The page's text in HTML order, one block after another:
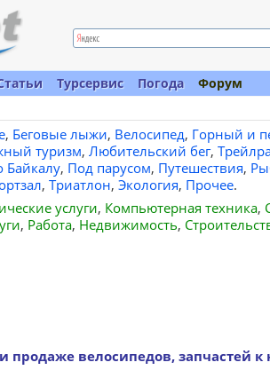
Турсервис Погода
Форум
, Беговые лыжи, Велосипед, Горный и
туризм, Любительский бег,
Байкалу, Под парусом, Путешествия,
, Триатлон, Экология, Прочее.
услуги, Компьютерная техника,
, Работа, Недвижимость,
продаже велосипедов, запчастей